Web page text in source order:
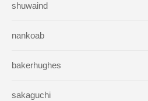
shuwaind
nankoab
bakerhughes
sakaguchi